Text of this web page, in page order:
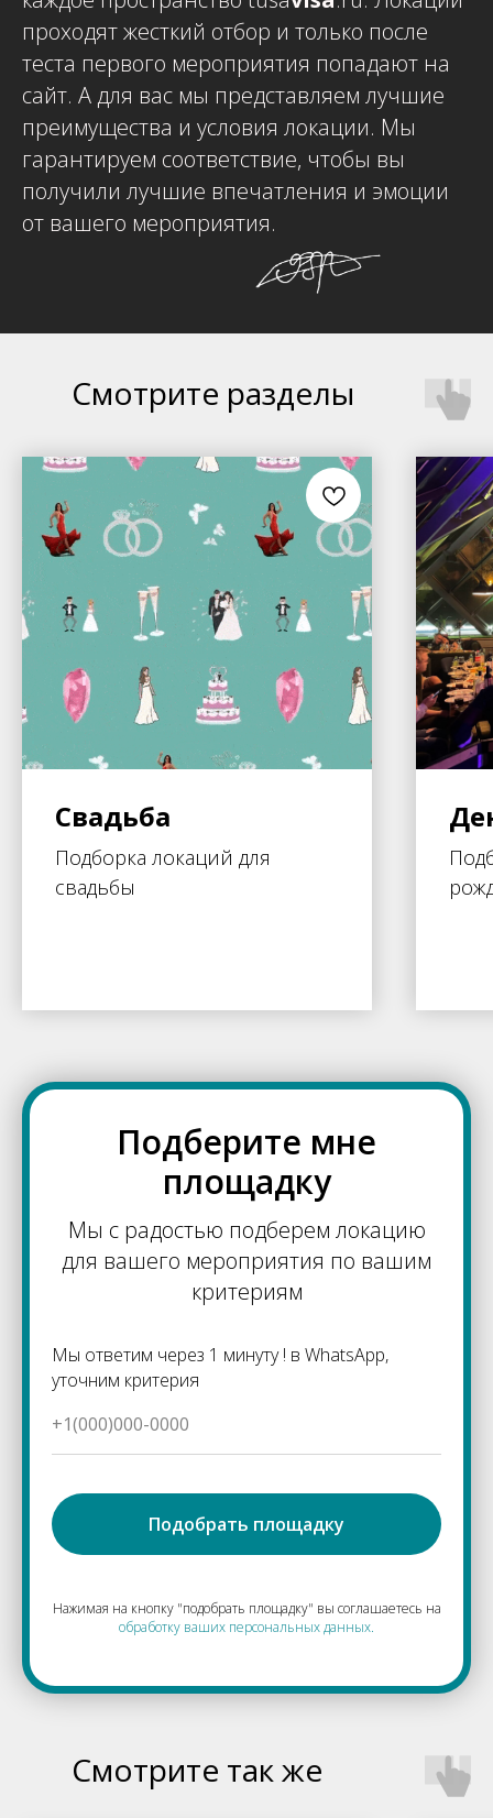
проходят жесткий отбор и только после
теста первого мероприятия попадают на
сайт. А для вас мы представляем лучшие
преимущества и условия локации. Мы
гарантируем соответствие, чтобы вы
получили лучшие впечатления и эмоции
от вашего мероприятия.
Смотрите разделы
Свадьба
Подборка локаций для
свадьбы
Подберите мне
площадку
Мы с радостью подберем локацию
для вашего мероприятия по вашим
критериям
Мы ответим через 1 минуту ! в WhatsApp,
уточним критерия
Подобрать площадку
Нажимая на кнопку "подобрать площадку" вы соглашаетесь на
обработку ваших персональных данных.
Смотрите так же